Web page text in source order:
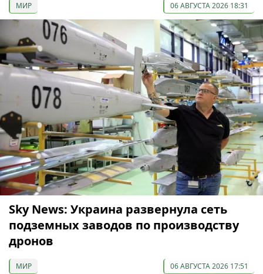
МИР 06 АВГУСТА 2026 18:31
Sky News: Украина развернула сеть
подземных заводов по производству
дронов
МИР 06 АВГУСТА 2026 17:51